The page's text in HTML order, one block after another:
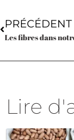
PRÉCÉDENT
Les fibres dans
Lire